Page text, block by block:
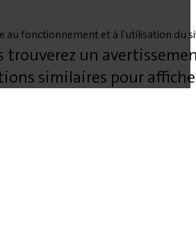
au fonctionnement et à l'utilisation du
trouverez un
similaires pour